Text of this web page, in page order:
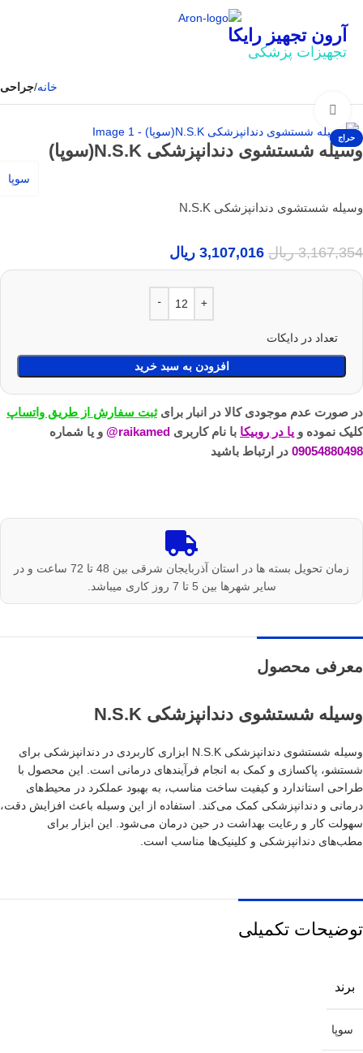
آرون تجهیز رایکا
تجهیزات پزشکی
خانه جراحی
حراج
وسیله شستشوی دندانپزشکی N.S.K(سوپا)
سوپا
وسیله شستشوی دندانپزشکی N.S.K
3,167,354 ریال 3,107,016 ریال
تعداد در دایکات
افزودن به سبد خرید
در صورت عدم موجودی کالا در انبار برایثبت سفارش از طریق واتساپ
کلیک نموده و یا در روبیکا با نام کاربری raikamed@
و یا شماره
09054880498 در ارتباط باشید
زمان تحویل بسته ها در استان آذربایجان شرقی بین 48 تا 72 ساعت و در
سایر شهرها بین 5 تا 7 روز کاری میباشد.
معرفی محصول
وسیله شستشوی دندانپزشکی N.S.K
وسیله شستشوی دندانپزشکی N.S.K ابزاری کاربردی در دندانپزشکی برای
شستشو، پاکسازی و کمک به انجام فرآیندهای درمانی است. این محصول با
طراحی استاندارد و کیفیت ساخت مناسب، به بهبود عملکرد در محیط‌های
درمانی و دندانپزشکی کمک می‌کند. استفاده از این وسیله باعث افزایش دقت،
سهولت کار و رعایت بهداشت در حین درمان می‌شود. این ابزار برای
مطب‌های دندانپزشکی و کلینیک‌ها مناسب است.
توضیحات تکمیلی
برند
سوپا